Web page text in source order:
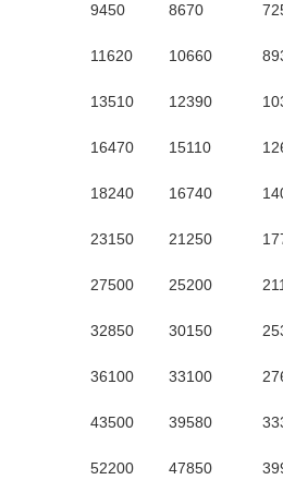
9450 8670
11620 10660
13510 12390
16470 15110
18240 16740
23150 21250
27500 25200
32850 30150
36100 33100
43500 39580
52200 47850